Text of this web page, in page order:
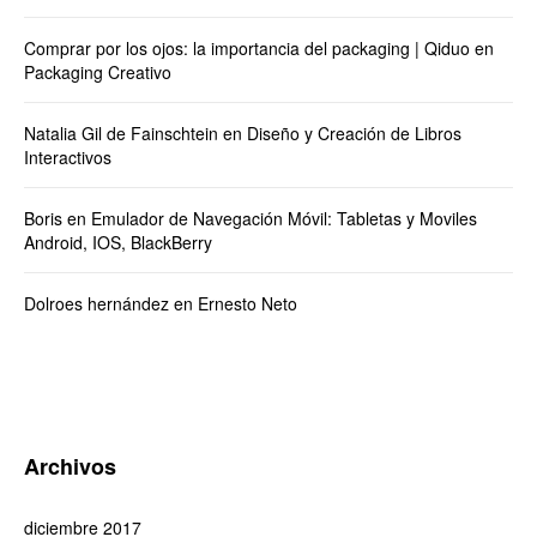
Comprar por los ojos: la importancia del packaging | Qiduo en
Packaging Creativo
Natalia Gil de Fainschtein en Diseño y Creación de Libros
Interactivos
Boris en Emulador de Navegación Móvil: Tabletas y Moviles
Android, IOS, BlackBerry
Dolroes hernández en Ernesto Neto
Archivos
diciembre 2017